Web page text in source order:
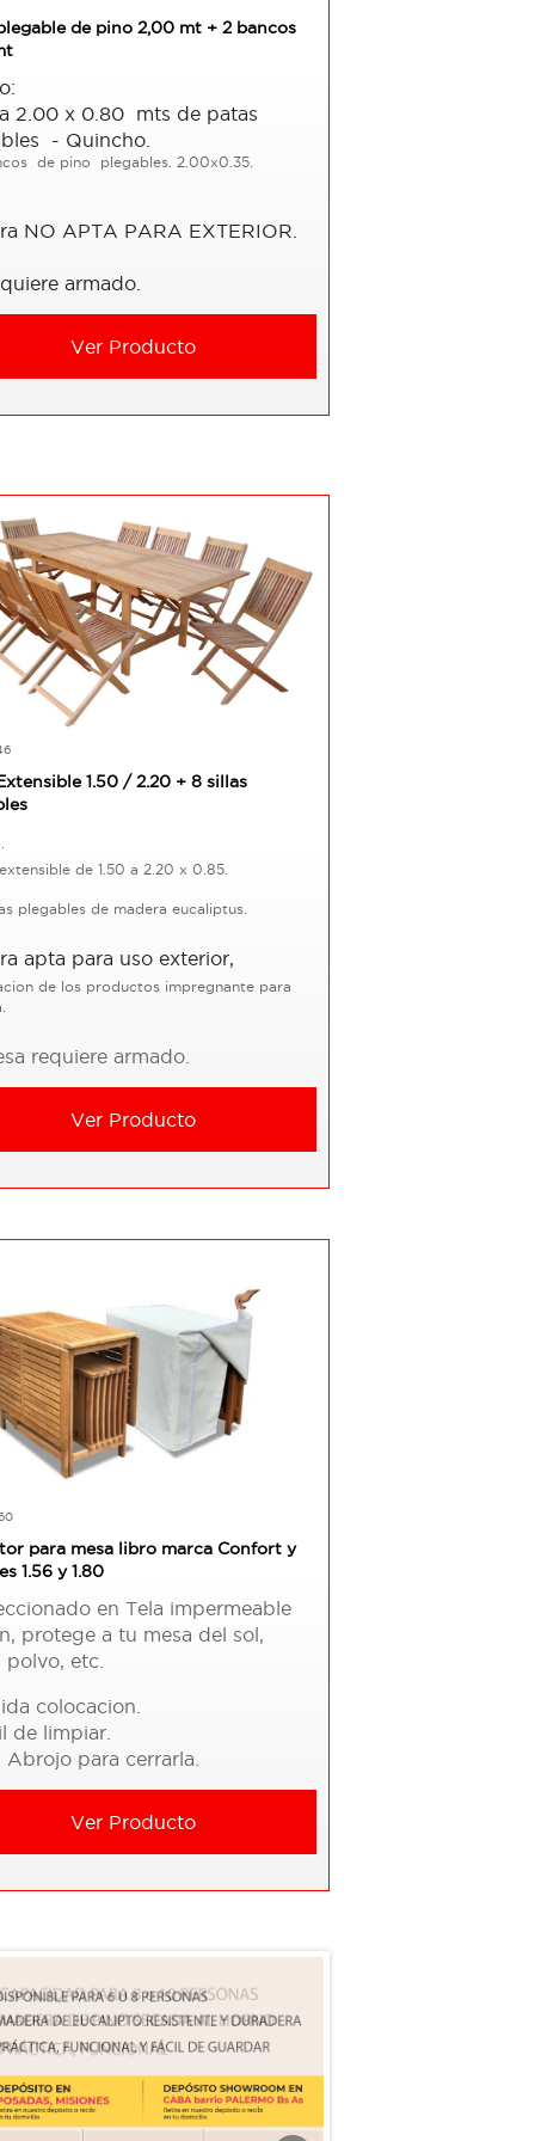
de pino 2,00 mt + 2 bancos
2.00 x 0.80 mts de patas
- Quincho.
de pino plegables. 2.00x0.35.
NO APTA PARA EXTERIOR.
armado.
Ver Producto
1.50 / 2.20 + 8 sillas
de 1.50 a 2.20 x 0.85.
plegables de madera eucaliptus.
apta para uso exterior,
de los productos impregnante para
requiere armado.
Ver Producto
para mesa libro marca Confort y
1.56 y 1.80
en Tela impermeable
protege a tu mesa del sol,
polvo, etc.
colocacion.
de limpiar.
Abrojo para cerrarla.
Ver Producto